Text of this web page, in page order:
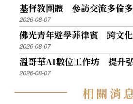
基督教團體 參訪交流多倫
2026-08-07
佛光青年遊學菲律賓 跨文
2026-08-07
溫哥華AI數位工作坊 提升
2026-08-07
相關消